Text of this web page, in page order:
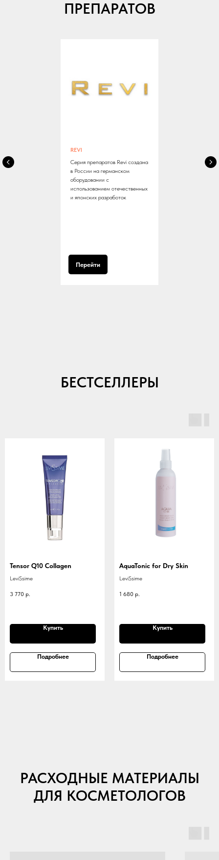
ПРЕПАРАТОВ
REVI
Серия препаратов Revi создана
в России на германском
оборудовании с
использованием отечественных
и японских разработок
Перейти
БЕСТСЕЛЛЕРЫ
Tensor Q10 Collagen
LeviSsime
3 770 р.
Купить
Подробнее
AquaTonic for Dry Skin
LeviSsime
1 680 р.
Купить
Подробнее
РАСХОДНЫЕ МАТЕРИАЛЫ
ДЛЯ КОСМЕТОЛОГОВ